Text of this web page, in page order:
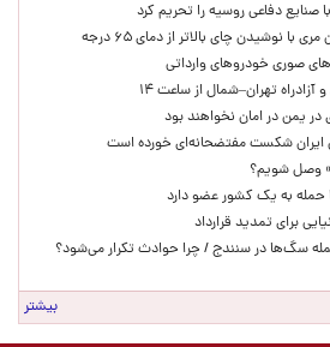
نوشیدن چای بالاتر از دمای ۶۵ درجه
صوری خودروهای وارداتی
تهران–شمال از ساعت ۱۴
در یمن در امان نخواهند بود
ایران شکست مفتضحانه‌ای خورده است
وصل شویم؟
حمله به یک کشور عضو دارد
برای تمدید قرارداد
بیشتر